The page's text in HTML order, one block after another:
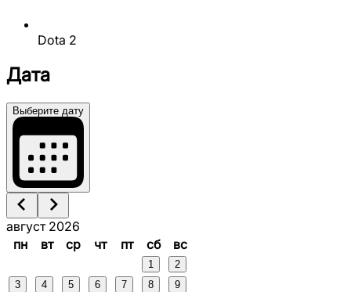
Dota 2
Дата
Выберите дату
август 2026
пн
вт ср чт пт сб вс
1
2
3
4 5 6 7 8
9